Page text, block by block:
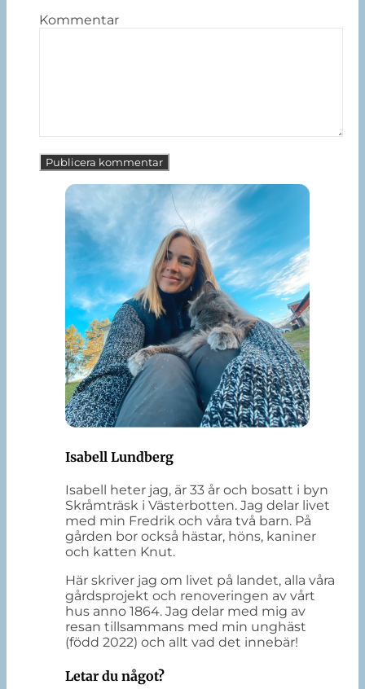
Kommentar
Isabell Lundberg
Isabell heter jag, är 33 år och bosatt i byn
Skråmträsk i Västerbotten. Jag delar livet
med min Fredrik och våra två barn. På
gården bor också hästar, höns, kaniner
och katten Knut.
Här skriver jag om livet på landet, alla våra
gårdsprojekt och renoveringen av vårt
hus anno 1864. Jag delar med mig av
resan tillsammans med min unghäst
(född 2022) och allt vad det innebär!
Letar du något?